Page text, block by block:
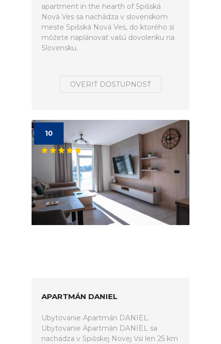
apartment in the hearth of Spišská
Nová Ves sa nachádza v slovenskom
meste Spišská Nová Ves, do ktorého si
môžete naplánovať vašú dovolenku na
Slovensku.
OVERIŤ DOSTUPNOSŤ
10
APARTMÁN DANIEL
Ubytovanie Apartmán DANIEL.
Ubytovanie Apartmán DANIEL sa
nachádza v Spišskej Novej Vsi len 25 km